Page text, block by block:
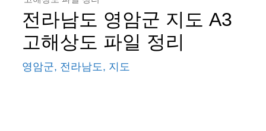
전라남도 영암군 지도 A3
고해상도 파일 정리
영암군, 전라남도, 지도